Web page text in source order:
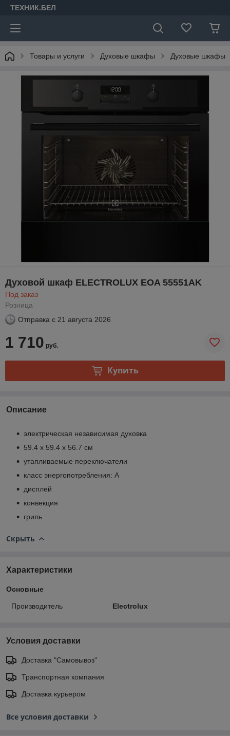
ТЕХНИК.БЕЛ
Товары и услуги Духовые шкафы Духовые шкафы
Духовой шкаф ELECTROLUX EOA 55551AK
Под заказ
Розница
Отправка с 21 августа 2026
1 710 руб.
Купить
Описание
электрическая независимая духовка
59.4 х 59.4 x 56.7 см
утапливаемые переключатели
класс энергопотребления: A
дисплей
конвекция
гриль
Скрыть
Характеристики
Основные
Производитель Electrolux
Условия доставки
Доставка "Самовывоз"
Транспортная компания
Доставка курьером
Все условия доставки